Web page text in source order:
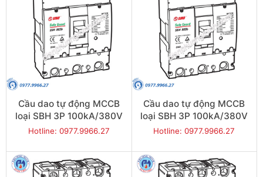
Cầu dao tự động MCCB
loại SBH 3P 100kA/380V
800A - Model
Hotline: 0977.9966.27
Cầu dao tự động MCCB
loại SBH 3P 100kA/380V
700A - Model
Hotline: 0977.9966.27